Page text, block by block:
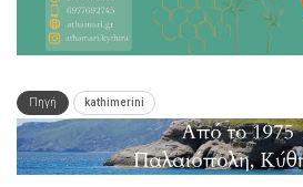
Πηγή kathimerini